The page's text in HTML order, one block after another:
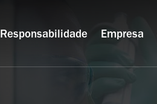
Responsabilidade Empresa